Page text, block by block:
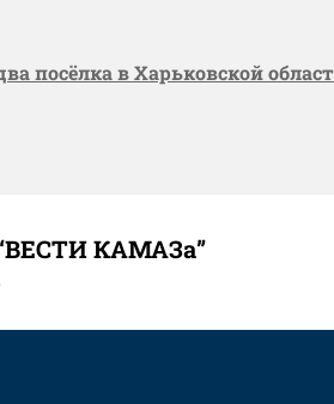
посёлка в Харьковской
КАМАЗа”